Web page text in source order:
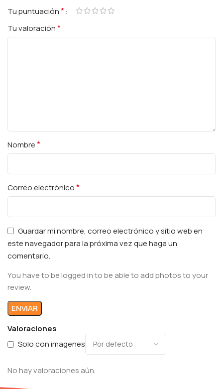
Valoraciones
Solo con imagenes
No hay valoraciones aún.
Tu puntuación*
Tu valoración*
Nombre*
Correo electrónico*
Guardar mi nombre, correo electrónico y sitio web en
este navegador para la próxima vez que haga un
comentario.
You have to be logged in to be able to add photos to your
review.